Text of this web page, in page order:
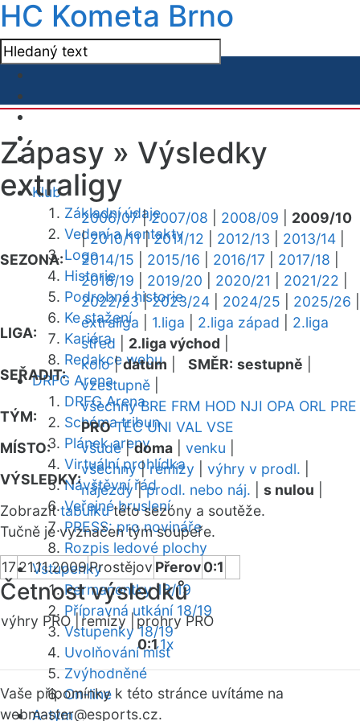
HC Kometa Brno
Klub
Základní údaje
Vedení a kontakty
Logo
Historie
Podrobná historie
Ke stažení
Kariéra
Redakce webu
DRFG Arena
DRFG Arena
Schéma tribun
Plánek areny
Virtuální prohlídka
Návštěvní řád
Veřejné bruslení
PRESS: pro novináře
Rozpis ledové plochy
Vstupenky
Permanentky 18/19
Přípravná utkání 18/19
Vstupenky 18/19
Uvolňování míst
Zvýhodněné
On-line
A-tým
Zápasy » Výsledky
extraligy
SEZONA:
2006/07|2007/08 2008/09
2009/10
|2010/11|2011/12 2012/13 2013/14
2014/15
2015/16 2016/17 2017/18
2018/19
2019/20 2020/21 2021/22
2022/23|2023/24 2024/25 2025/26
LIGA:
extraliga 1.liga 2.liga západ
2.liga
střed
2.liga východ
SEŘADIT:
kolo|datum SMĚR: sestupně
vzestupně
TÝM:
všechny BRE FRM HOD NJI OPA ORL PRE
PRO TEC UNI VAL VSE
MÍSTO:
všude|doma venku
VÝSLEDKY:
všechny|remízy výhry v prodl.
nájezdy|prodl. nebo náj. s nulou
Zobrazittabulkutéto sezóny a soutěže.
Tučně je vyznačen tým soupeře.
1721.11.2009Prostějov Přerov0:1
Četnost výsledků
výhry PRO | remízy |prohry PRO
0:11x
Vaše připomínky k této stránce uvítáme na
webmaster@esports.cz.